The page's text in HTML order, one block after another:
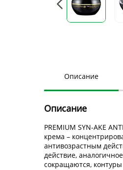
Описание
Описание
PREMIUM SYN-AKE
крема –
антивозрастным
действие,
сокращаются,